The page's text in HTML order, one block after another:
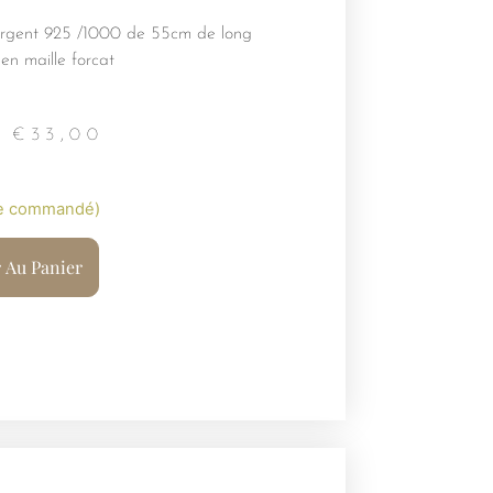
925 /1000 de 55cm de long
en maille forcat
€ 33,00
commandé)
Panier